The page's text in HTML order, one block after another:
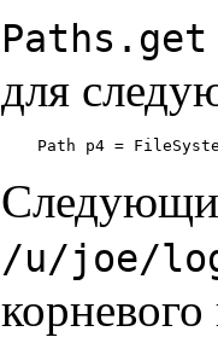
Paths.get
для
/u/joe/